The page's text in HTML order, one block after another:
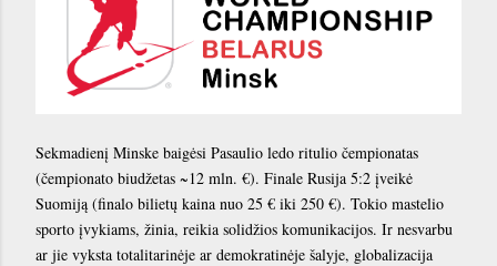
Sekmadienį Minske baigėsi Pasaulio ledo ritulio čempionatas
(čempionato biudžetas ~12 mln. €). Finale Rusija 5:2 įveikė
Suomiją (finalo bilietų kaina nuo 25 € iki 250 €). Tokio mastelio
sporto įvykiams, žinia, reikia solidžios komunikacijos. Ir nesvarbu
ar jie vyksta totalitarinėje ar demokratinėje šalyje, globalizacija